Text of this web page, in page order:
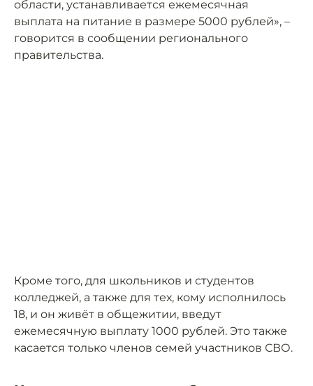
области, устанавливается ежемесячная
выплата на питание в размере 5000 рублей», –
говорится в сообщении регионального
правительства.
Кроме того, для школьников и студентов
колледжей, а также для тех, кому исполнилось
18, и он живёт в общежитии, введут
ежемесячную выплату 1000 рублей. Это также
касается только членов семей участников СВО.